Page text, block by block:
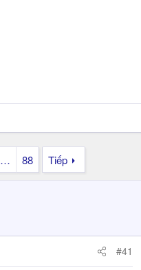
… 88 Tiếp
#41